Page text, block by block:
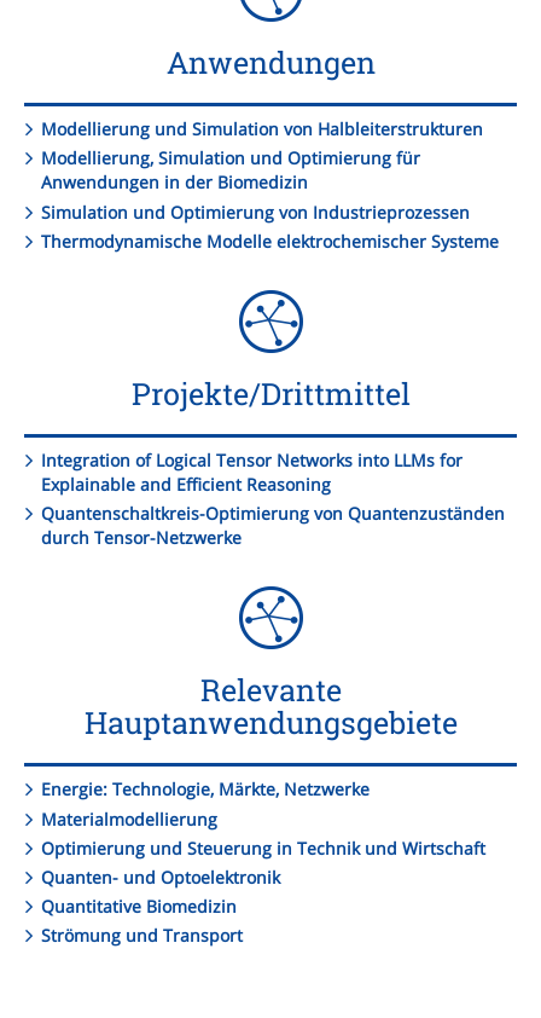
Anwendungen
Modellierung und Simulation von Halbleiterstrukturen
Modellierung, Simulation und Optimierung für
Anwendungen in der Biomedizin
Simulation und Optimierung von Industrieprozessen
Thermodynamische Modelle elektrochemischer Systeme
Projekte/Drittmittel
Integration of Logical Tensor Networks into LLMs for
Explainable and Efficient Reasoning
Quantenschaltkreis-Optimierung von Quantenzuständen
durch Tensor-Netzwerke
Relevante
Hauptanwendungsgebiete
Energie: Technologie, Märkte, Netzwerke
Materialmodellierung
Optimierung und Steuerung in Technik und Wirtschaft
Quanten- und Optoelektronik
Quantitative Biomedizin
Strömung und Transport